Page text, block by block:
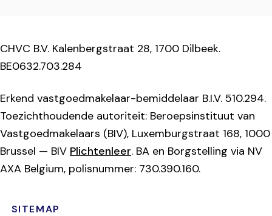
CHVC B.V. Kalenbergstraat 28, 1700 Dilbeek.
BE0632.703.284
Erkend vastgoedmakelaar-bemiddelaar B.I.V. 510.294.
Toezichthoudende autoriteit: Beroepsinstituut van
Vastgoedmakelaars (BIV), Luxemburgstraat 168, 1000
Brussel — BIV Plichtenleer. BA en Borgstelling via NV
AXA Belgium, polisnummer: 730.390.160.
SITEMAP